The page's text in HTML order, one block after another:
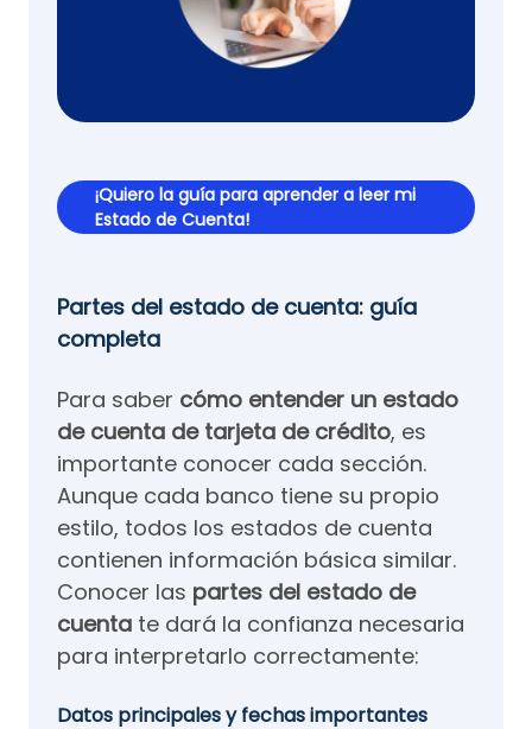
¡Quiero la guía para aprender a leer mi
Estado de Cuenta!
Partes del estado de cuenta: guía
completa
Para saber cómo entender un estado
de cuenta de tarjeta de crédito, es
importante conocer cada sección.
Aunque cada banco tiene su propio
estilo, todos los estados de cuenta
contienen información básica similar.
Conocer las partes del estado de
cuenta te dará la confianza necesaria
para interpretarlo correctamente:
Datos principales y fechas importantes